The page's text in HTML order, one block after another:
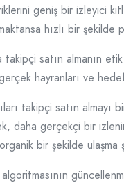
geniş bir izleyici
hızlı bir
satın almanın
hayranları ve
takipçi satın
daha gerçekçi bir
bir şekilde ulaşma